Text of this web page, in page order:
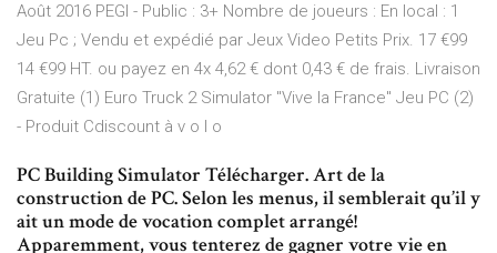
Août 2016 PEGI - Public : 3+ Nombre de joueurs : En local : 1
Jeu Pc ; Vendu et expédié par Jeux Video Petits Prix. 17 €99
14 €99 HT. ou payez en 4x 4,62 € dont 0,43 € de frais. Livraison
Gratuite (1) Euro Truck 2 Simulator "Vive la France" Jeu PC (2)
- Produit Cdiscount à v o l o
PC Building Simulator Télécharger. Art de la
construction de PC. Selon les menus, il semblerait qu’il y
ait un mode de vocation complet arrangé!
Apparemment, vous tenterez de gagner votre vie en